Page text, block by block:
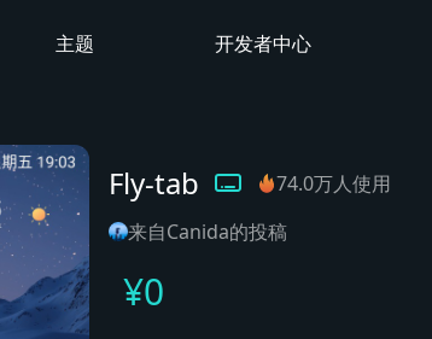
主题 开发者中心
Fly-tab
74.0万人使用
来自Canida的投稿
¥0